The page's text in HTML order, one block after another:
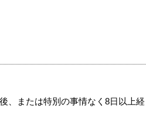
、または特別の事情なく8日以上経